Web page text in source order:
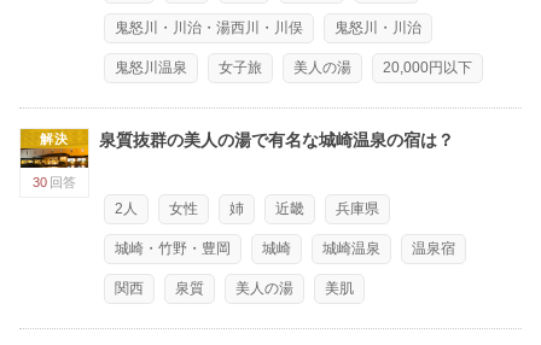
鬼怒川・川治・湯西川・川俣 鬼怒川・川治
鬼怒川温泉 女子旅 美人の湯 20,000円以下
解決
30 回答
泉質抜群の美人の湯で有名な城崎温泉の宿は？
2人 女性 姉 近畿 兵庫県
城崎・竹野・豊岡 城崎 城崎温泉 温泉宿
関西 泉質 美人の湯 美肌